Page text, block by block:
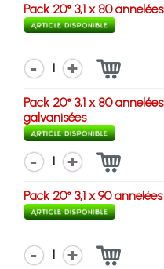
Pack 20° 3,1 x 80 annelées
1
Pack 20° 3,1 x 80 annelées
galvanisées
1
Pack 20° 3,1 x 90 annelées
1